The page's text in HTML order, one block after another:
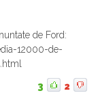
de Ford:
12000-de-
3 2